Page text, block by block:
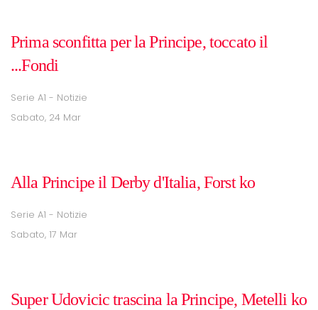
Prima sconfitta per la Principe, toccato il
...Fondi
Serie A1 - Notizie
Sabato, 24 Mar
Alla Principe il Derby d'Italia, Forst ko
Serie A1 - Notizie
Sabato, 17 Mar
Super Udovicic trascina la Principe, Metelli ko